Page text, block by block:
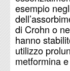
esempio
di Crohn o
hanno
utilizzo
metformina